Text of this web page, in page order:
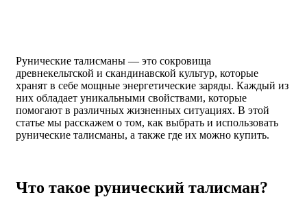
Рунические талисманы — это сокровища
древнекельтской и скандинавской культур, которые
хранят в себе мощные энергетические заряды. Каждый из
них обладает уникальными свойствами, которые
помогают в различных жизненных ситуациях. В этой
статье мы расскажем о том, как выбрать и использовать
рунические талисманы, а также где их можно купить.
Что такое рунический талисман?